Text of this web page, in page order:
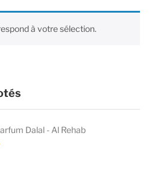
à votre sélection.
Dalal - Al Rehab